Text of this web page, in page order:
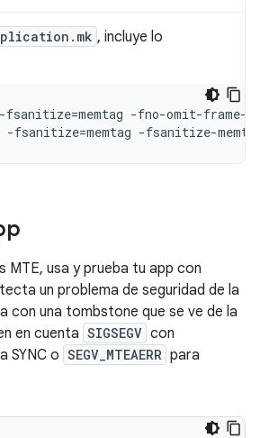
, incluye lo
-fsanitize=memtag -fno-omit-frame-
-fsanitize=memtag -fsanitize-
MTE, usa y prueba tu app con
un problema de seguridad de la
con una tombstone que se ve de la
en cuenta SIGSEGV con
SYNC o SEGV_MTEAERR para